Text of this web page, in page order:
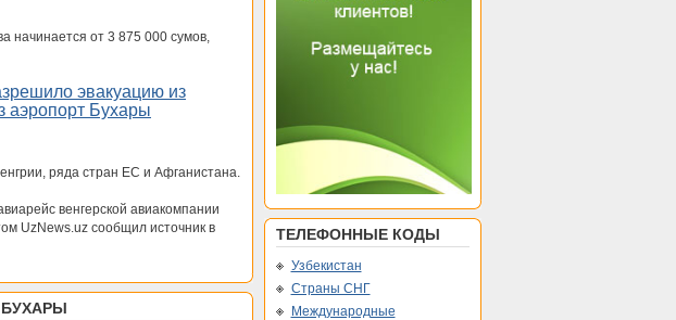
начинается от 3 875 000 сумов,
эвакуацию из
аэропорт Бухары
ряда стран ЕС и Афганистана.
венгерской авиакомпании
UzNews.uz сообщил источник в
ТЕЛЕФОННЫЕ КОДЫ
Узбекистан
Страны СНГ
Международные